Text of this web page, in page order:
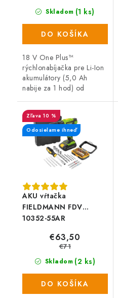
Skladom (1 ks)
DO KOŠÍKA
18 V One Plus™
rýchlonabíjačka pre Li-Ion
akumulátory (5,0 Ah
nabije za 1 hod) od
AKU vŕtačka
FIELDMANN FDV
10352-55AR
10 %
Odosielame ihneď
Skladom (2 ks)
€63,50
€71
DO KOŠÍKA